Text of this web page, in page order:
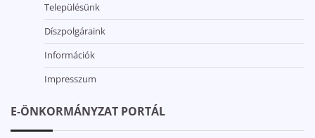
Településünk
Díszpolgáraink
Információk
Impresszum
E-ÖNKORMÁNYZAT PORTÁL